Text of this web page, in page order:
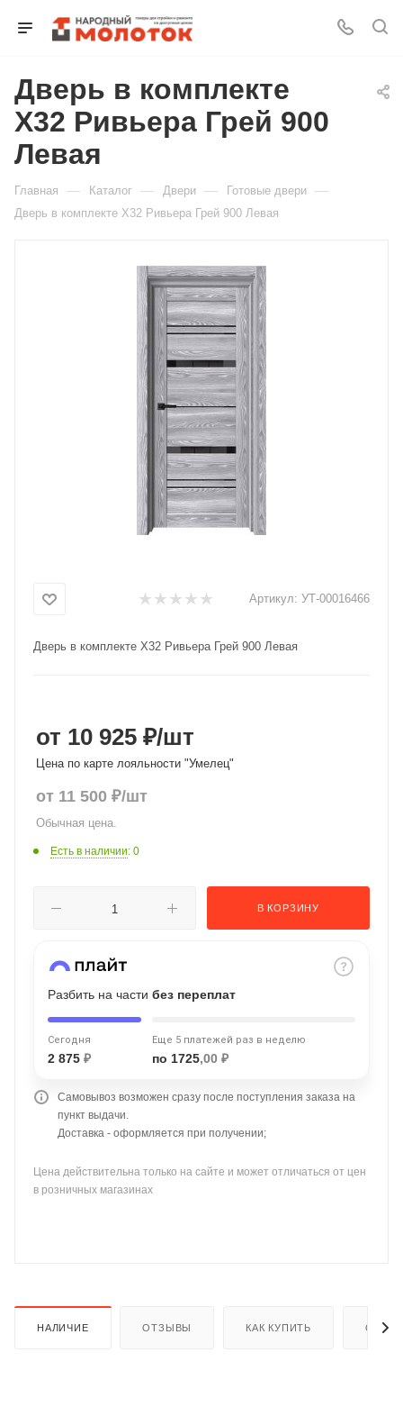
Дверь в комплекте
X32 Ривьера Грей 900
Левая
Главная — Каталог — Двери — Готовые двери —
Дверь в комплекте X32 Ривьера Грей 900 Левая
Артикул: УТ-00016466
Дверь в комплекте X32 Ривьера Грей 900 Левая
от 10 925 ₽/шт
Цена по карте лояльности "Умелец"
от 11 500 ₽/шт
Обычная цена.
Есть в наличии: 0
В КОРЗИНУ
Разбить на части без переплат
Сегодня
2 875 ₽
Еще 5 платежей раз в неделю
по 1725,00 ₽
Самовывоз возможен сразу после поступления заказа на
пункт выдачи.
Доставка - оформляется при получении;
Цена действительна только на сайте и может отличаться от цен
в розничных магазинах
НАЛИЧИЕ ОТЗЫВЫ КАК КУПИТЬ
Для клиентов всех банков
Разбейте
без переплат
График платежей
Добавляйте товары
Оплачивайте сегодня только
% картой любого банка
Получайте товар
Подробнее
об оплате Плайтом
раз в 2
недели
Остались вопросы?